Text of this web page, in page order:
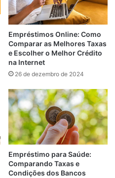
Empréstimos Online: Como
Comparar as Melhores Taxas
e Escolher o Melhor Crédito
na Internet
26 de dezembro de 2024
Empréstimo para Saúde:
Comparando Taxas e
Condições dos Bancos